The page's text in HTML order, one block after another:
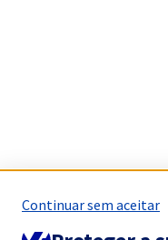
Continuar sem aceitar